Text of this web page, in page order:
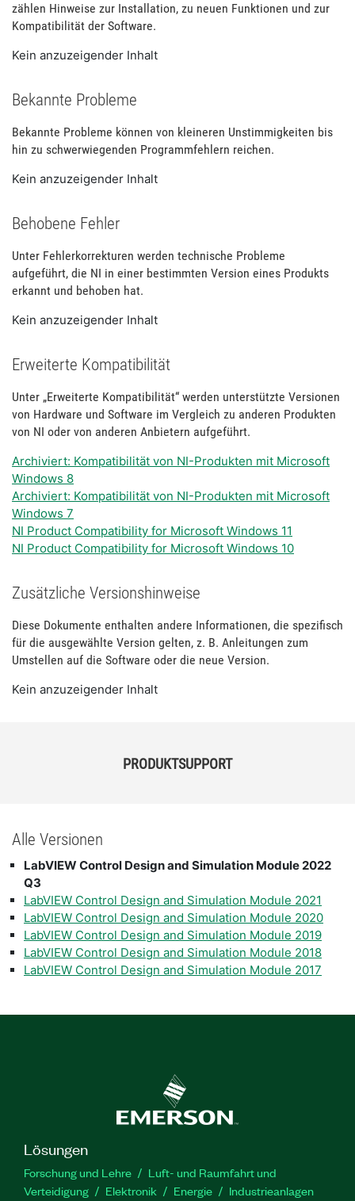
zählen Hinweise zur Installation, zu neuen Funktionen und zur
Kompatibilität der Software.
Kein anzuzeigender Inhalt
Bekannte Probleme
Bekannte Probleme können von kleineren Unstimmigkeiten bis
hin zu schwerwiegenden Programmfehlern reichen.
Kein anzuzeigender Inhalt
Behobene Fehler
Unter Fehlerkorrekturen werden technische Probleme
aufgeführt, die NI in einer bestimmten Version eines Produkts
erkannt und behoben hat.
Kein anzuzeigender Inhalt
Erweiterte Kompatibilität
Unter „Erweiterte Kompatibilität“ werden unterstützte Versionen
von Hardware und Software im Vergleich zu anderen Produkten
von NI oder von anderen Anbietern aufgeführt.
Archiviert: Kompatibilität von NI-Produkten mit Microsoft
Windows 8
Archiviert: Kompatibilität von NI-Produkten mit Microsoft
Windows 7
NI Product Compatibility for Microsoft Windows 11
NI Product Compatibility for Microsoft Windows 10
Zusätzliche Versionshinweise
Diese Dokumente enthalten andere Informationen, die spezifisch
für die ausgewählte Version gelten, z. B. Anleitungen zum
Umstellen auf die Software oder die neue Version.
Kein anzuzeigender Inhalt
PRODUKTSUPPORT
Alle Versionen
LabVIEW Control Design and Simulation Module 2022
Q3
LabVIEW Control Design and Simulation Module 2021
LabVIEW Control Design and Simulation Module 2020
LabVIEW Control Design and Simulation Module 2019
LabVIEW Control Design and Simulation Module 2018
LabVIEW Control Design and Simulation Module 2017
Lösungen
Forschung und Lehre
Luft- und Raumfahrt und
Verteidigung
Elektronik Energie
Industrieanlagen